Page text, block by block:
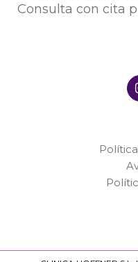
Consulta con cita